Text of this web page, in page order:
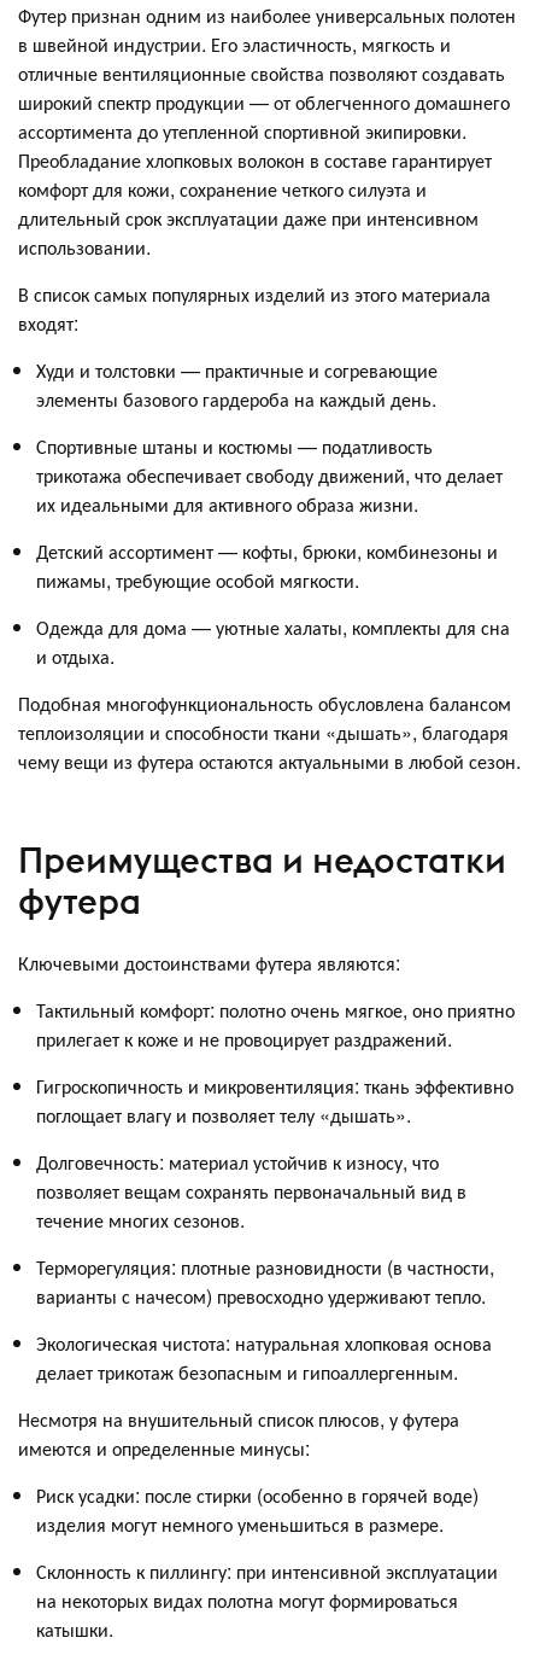
Футер признан одним из наиболее универсальных полотен
в швейной индустрии. Его эластичность, мягкость и
отличные вентиляционные свойства позволяют создавать
широкий спектр продукции — от облегченного домашнего
ассортимента до утепленной спортивной экипировки.
Преобладание хлопковых волокон в составе гарантирует
комфорт для кожи, сохранение четкого силуэта и
длительный срок эксплуатации даже при интенсивном
использовании.
В список самых популярных изделий из этого материала
входят:
Худи и толстовки — практичные и согревающие
элементы базового гардероба на каждый день.
Спортивные штаны и костюмы — податливость
трикотажа обеспечивает свободу движений, что делает
их идеальными для активного образа жизни.
Детский ассортимент — кофты, брюки, комбинезоны и
пижамы, требующие особой мягкости.
Одежда для дома — уютные халаты, комплекты для сна
и отдыха.
Подобная многофункциональность обусловлена балансом
теплоизоляции и способности ткани «дышать», благодаря
чему вещи из футера остаются актуальными в любой сезон.
Преимущества и недостатки
футера
Ключевыми достоинствами футера являются:
Тактильный комфорт: полотно очень мягкое, оно приятно
прилегает к коже и не провоцирует раздражений.
Гигроскопичность и микровентиляция: ткань эффективно
поглощает влагу и позволяет телу «дышать».
Долговечность: материал устойчив к износу, что
позволяет вещам сохранять первоначальный вид в
течение многих сезонов.
Терморегуляция: плотные разновидности (в частности,
варианты с начесом) превосходно удерживают тепло.
Экологическая чистота: натуральная хлопковая основа
делает трикотаж безопасным и гипоаллергенным.
Несмотря на внушительный список плюсов, у футера
имеются и определенные минусы:
Риск усадки: после стирки (особенно в горячей воде)
изделия могут немного уменьшиться в размере.
Склонность к пиллингу: при интенсивной эксплуатации
на некоторых видах полотна могут формироваться
катышки.